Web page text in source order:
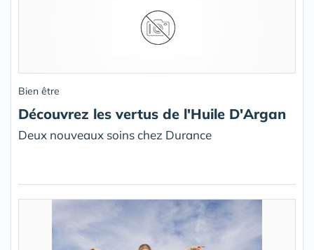
Bien être
Découvrez les vertus de l'Huile D'Argan
Deux nouveaux soins chez Durance